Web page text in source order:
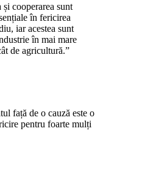
și cooperarea sunt
în fericirea
iar acestea sunt
în mai mare
de agricultură.”
față de o cauză este o
pentru foarte mulți